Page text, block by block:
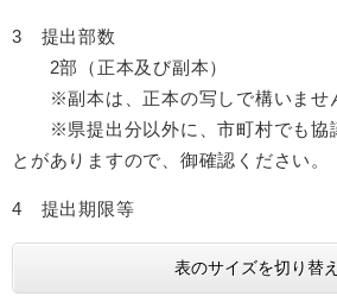
3 提出部数
2部（正本及び副本）
※副本は、正本の写しで構いませ
※県提出分以外に、市町村でも協
とがありますので、御確認ください。
4 提出期限等
表のサイズを切り替